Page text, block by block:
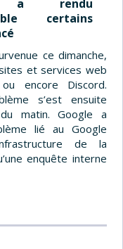
a rendu
certains
ce dimanche,
et services web
encore Discord.
s’est ensuite
matin. Google a
lié au Google
de la
enquête interne